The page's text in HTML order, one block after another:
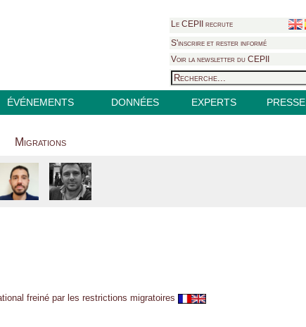
Le CEPII recrute
S'inscrire et rester informé
Voir la newsletter du CEPII
ÉVÉNEMENTS DONNÉES EXPERTS PRESSE
Migrations
freiné par les restrictions migratoires